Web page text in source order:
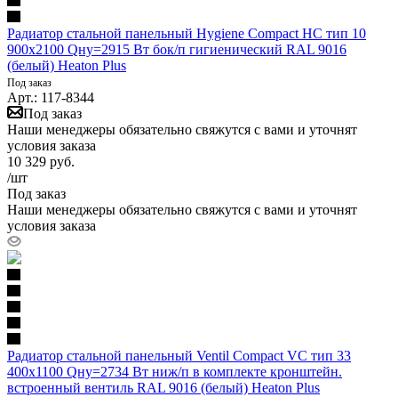
Радиатор стальной панельный Hygiene Compact HC тип 10
900х2100 Qну=2915 Вт бок/п гигиенический RAL 9016
(белый) Heaton Plus
Под заказ
Арт.: 117-8344
Под заказ
Наши менеджеры обязательно свяжутся с вами и уточнят
условия заказа
10 329 руб.
/шт
Под заказ
Наши менеджеры обязательно свяжутся с вами и уточнят
условия заказа
Радиатор стальной панельный Ventil Compact VC тип 33
400х1100 Qну=2734 Вт ниж/п в комплекте кронштейн.
встроенный вентиль RAL 9016 (белый) Heaton Plus